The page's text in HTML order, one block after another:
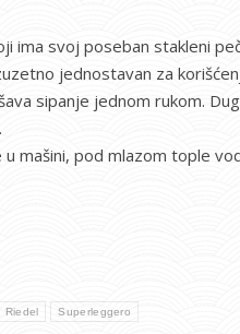
ima svoj poseban stakleni
jednostavan za
sipanje jednom rukom.
mašini, pod mlazom tople
Riedel Superleggero